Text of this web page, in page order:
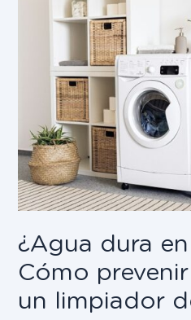
¿Agua dura
Cómo
un limpiador